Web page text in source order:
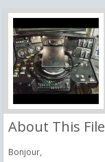
About This File
Bonjour,